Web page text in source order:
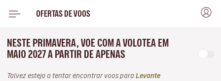
OFERTAS DE VOOS
NESTE PRIMAVERA, VOE COM A VOLOTEA EM
MAIO 2027 A PARTIR DE APENAS
Talvez esteja a tentar encontrar voos para Levante